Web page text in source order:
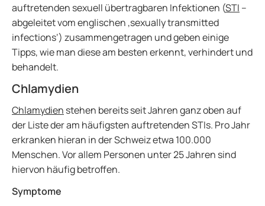
auftretenden sexuell übertragbaren Infektionen (STI –
abgeleitet vom englischen ‚sexually transmitted
infections‘) zusammengetragen und geben einige
Tipps, wie man diese am besten erkennt, verhindert und
behandelt.
Chlamydien
Chlamydien stehen bereits seit Jahren ganz oben auf
der Liste der am häufigsten auftretenden STIs. Pro Jahr
erkranken hieran in der Schweiz etwa 100.000
Menschen. Vor allem Personen unter 25 Jahren sind
hiervon häufig betroffen.
Symptome